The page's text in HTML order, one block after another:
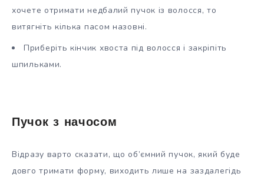
хочете отримати недбалий пучок із волосся, то
витягніть кілька пасом назовні.
Приберіть кінчик хвоста під волосся і закріпіть
шпильками.
Пучок з начосом
Відразу варто сказати, що об’ємний пучок, який буде
довго тримати форму, виходить лише на заздалегідь